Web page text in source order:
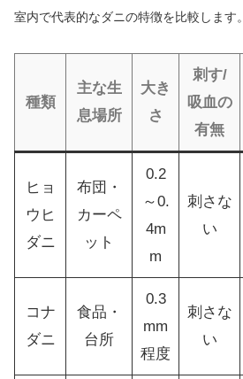
室内で代表的なダニの特徴を比較します。
種類
主な生
息場所
大き
さ
刺す/
吸血の
有無
ヒョ
ウヒ
ダニ
布団・
カーペ
ット
0.2
～0.
4m
m
刺さな
い
コナ
ダニ
食品・
台所
0.3
mm
程度
刺さな
い